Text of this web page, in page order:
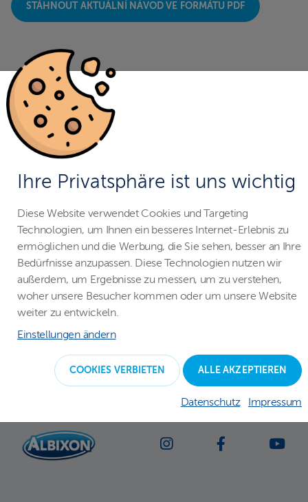
STÁHNOUT AKTUÁLNÍ NÁVOD VE FORMÁTU PDF
Abonnieren Sie unseren
Newsletter
Kontakt
Ihre Privatsphäre ist uns wichtig
Diese Website verwendet Cookies und Targeting
Technologien, um Ihnen ein besseres Internet-Erlebnis zu
ermöglichen und die Werbung, die Sie sehen, besser an Ihre
Bedürfnisse anzupassen. Diese Technologien nutzen wir
außerdem, um Ergebnisse zu messen, um zu verstehen,
woher unsere Besucher kommen oder um unsere Website
weiter zu entwickeln.
Einstellungen ändern
COOKIES VERBIETEN ALLE AKZEPTIEREN
Datenschutz Impressum